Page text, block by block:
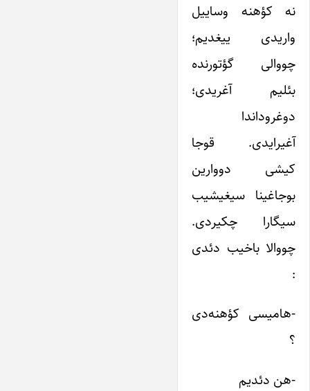
نه کؤهنه وساییل
واریدی ییغدیم؛
چووالی گؤتورنده
بئلیم آغریدی؛
دوغروداندا
آغیر‌ایدی. قوجا
کیشی دووارین
بوجاغینا سیغیشیب
سیگارا چکیردی.
چووالا باخیب دئدی
:
-هامیسی کؤهنه‌دی
؟
-هن دئدیم